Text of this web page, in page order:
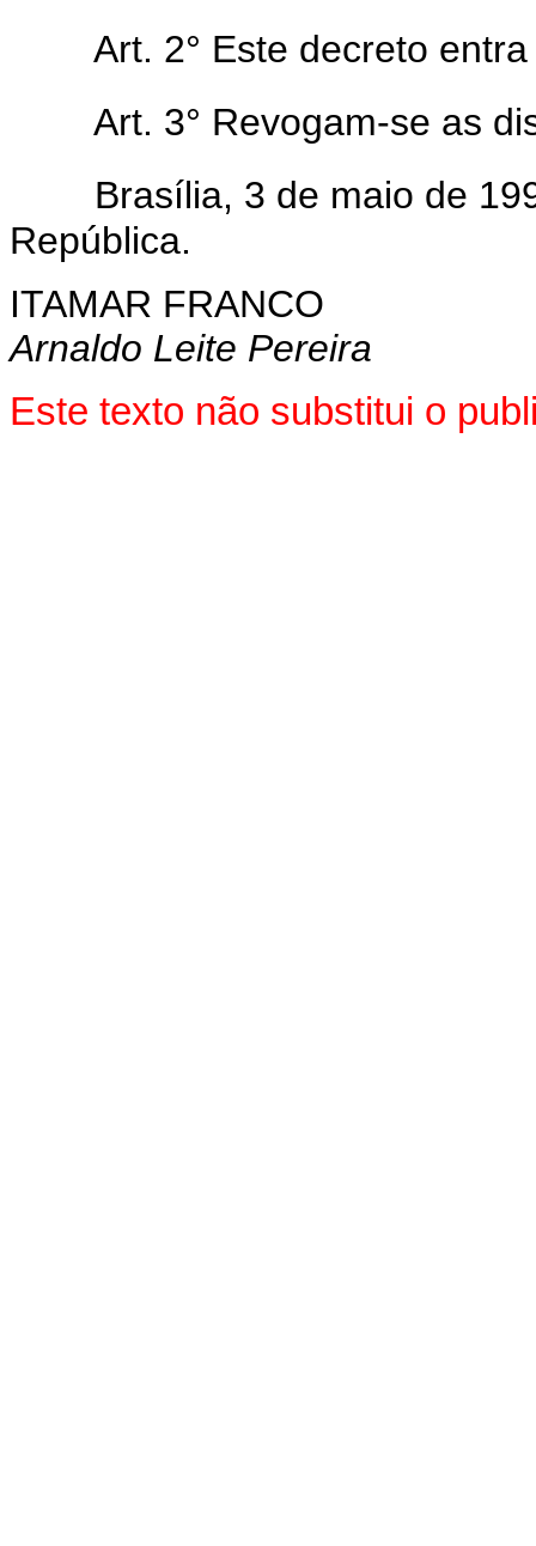
Art. 2° Este decreto
Art. 3° Revogam-se as
Brasília, 3 de maio de
República.
ITAMAR FRANCO
Arnaldo Leite Pereira
Este texto não substitui o